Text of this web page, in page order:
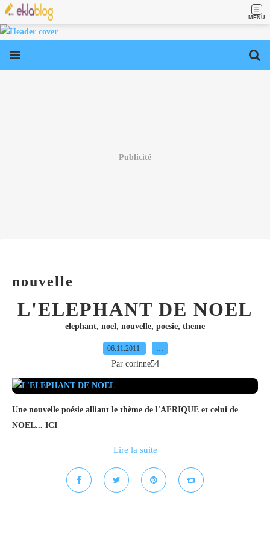
MENU
Publicité
nouvelle
L'ELEPHANT DE NOEL
elephant, noel, nouvelle, poesie, theme
06.11.2011 …
Par corinne54
Une nouvelle poésie alliant le thème de l'AFRIQUE et celui de
NOEL... ICI
Lire la suite